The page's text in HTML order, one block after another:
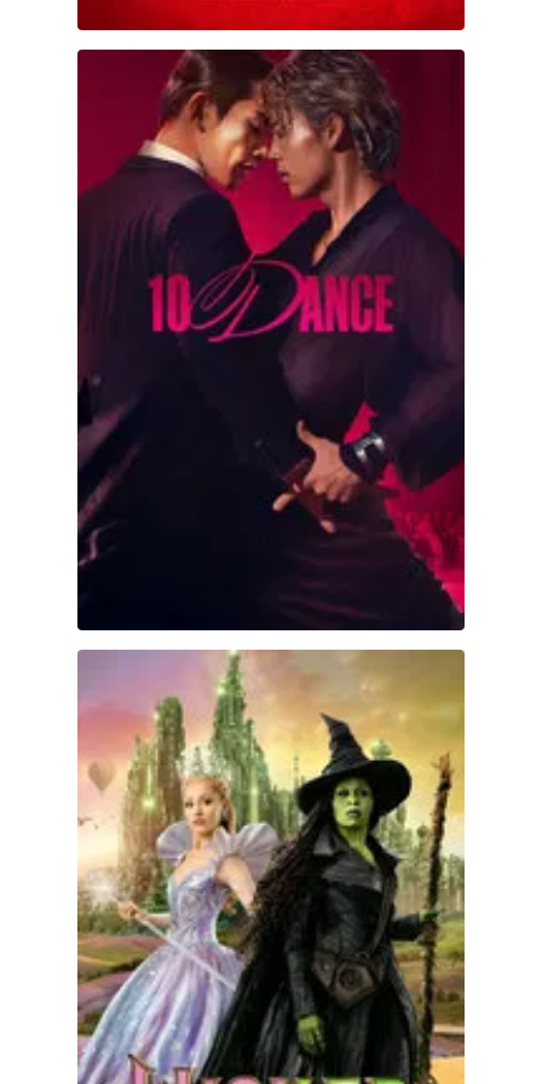
10DANCE
Wicked Parte II